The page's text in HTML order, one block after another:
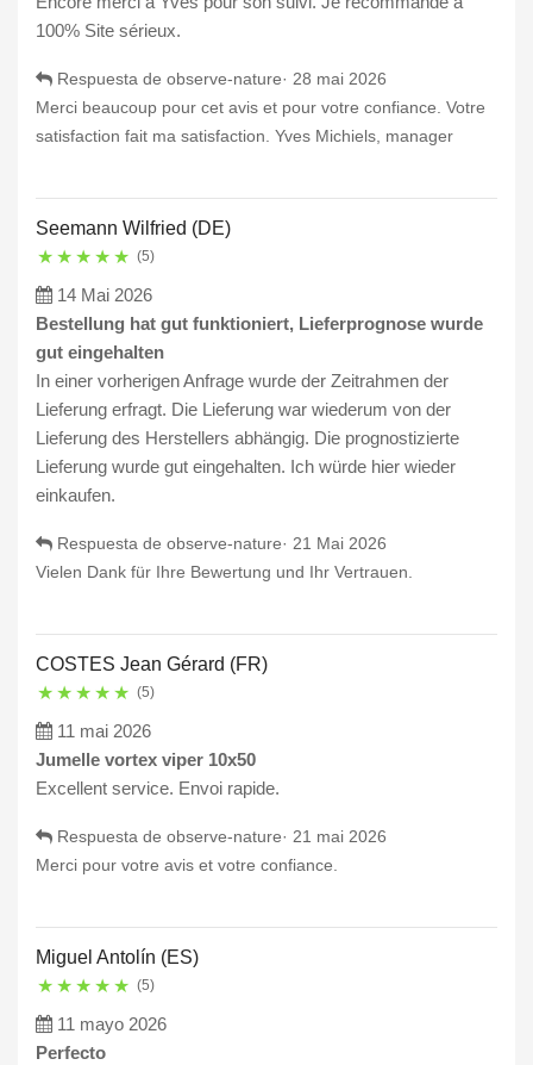
100% Site sérieux.
Respuesta de observe-nature· 28 mai 2026
Merci beaucoup pour cet avis et pour votre confiance. Votre
satisfaction fait ma satisfaction. Yves Michiels, manager
Seemann Wilfried (DE)
★ ★ ★ ★ ★ (5)
14 Mai 2026
Bestellung hat gut funktioniert, Lieferprognose wurde
gut eingehalten
In einer vorherigen Anfrage wurde der Zeitrahmen der
Lieferung erfragt. Die Lieferung war wiederum von der
Lieferung des Herstellers abhängig. Die prognostizierte
Lieferung wurde gut eingehalten. Ich würde hier wieder
einkaufen.
Respuesta de observe-nature· 21 Mai 2026
Vielen Dank für Ihre Bewertung und Ihr Vertrauen.
COSTES Jean Gérard (FR)
★ ★ ★ ★ ★ (5)
11 mai 2026
Jumelle vortex viper 10x50
Excellent service. Envoi rapide.
Respuesta de observe-nature· 21 mai 2026
Merci pour votre avis et votre confiance.
Miguel Antolín (ES)
★ ★ ★ ★ ★ (5)
11 mayo 2026
Perfecto